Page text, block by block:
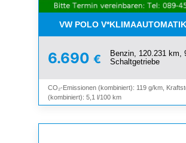
VW POLO
6.690 €
Benzin, 120.231 km,
Schaltgetriebe
CO₂-Emissionen (kombiniert): 119 g/km,
(kombiniert): 5,1 l/100 km